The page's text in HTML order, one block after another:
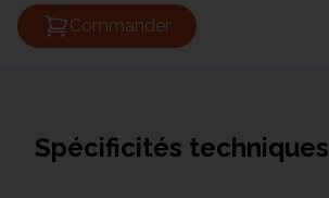
Commander
Spécificités techniques